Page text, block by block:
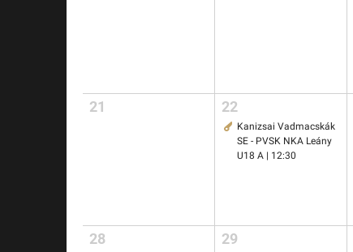
21 22
Kanizsai Vadmacskák
SE - PVSK NKA Leány
U18 A | 12:30
28 29